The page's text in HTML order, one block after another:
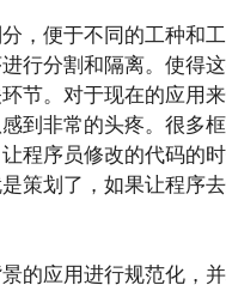
，便于不同的工种和
行分割和隔离。使得
节。对于现在的应用
到非常的头疼。很多
程序员修改的代码的
策划了，如果让程序
的应用进行规范化，